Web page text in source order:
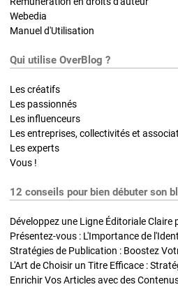
Webedia
Manuel d'Utilisation
Qui utilise OverBlog ?
Les créatifs
Les passionnés
Les influenceurs
Les entreprises, collectivités et
Les experts
Vous !
12 conseils pour bien débuter son
Développez une Ligne Éditoriale Claire
Présentez-vous : L'Importance de
L'Art de Choisir un Titre Efficace :